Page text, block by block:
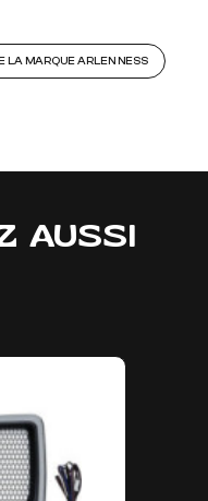
LA MARQUE ARLEN NESS
AUSSI